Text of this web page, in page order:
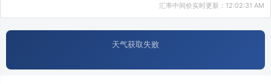
汇率中间价实时更新：12:02:31 AM
天气获取失败